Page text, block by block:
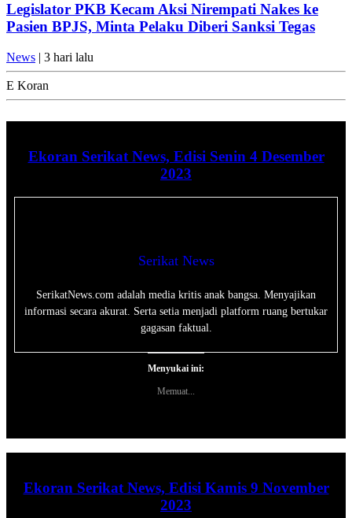
Legislator PKB Kecam Aksi Nirempati Nakes ke
Pasien BPJS, Minta Pelaku Diberi Sanksi Tegas
News | 3 hari lalu
E Koran
Ekoran Serikat News, Edisi Senin 4 Desember
2023
Serikat News
SerikatNews.com adalah media kritis anak bangsa. Menyajikan
informasi secara akurat. Serta setia menjadi platform ruang bertukar
gagasan faktual.
Menyukai ini:
Memuat...
Ekoran Serikat News, Edisi Kamis 9 November
2023